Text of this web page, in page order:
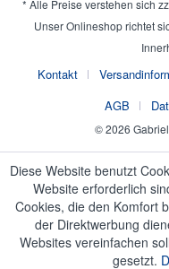
* Alle Preise verstehen sich
Unser Onlineshop richtet
Kontakt
AGB
© 2026
Diese Website benutzt
Website erforderlich
Cookies, die den Komfort
der Direktwerbung
Websites vereinfachen
gesetzt.